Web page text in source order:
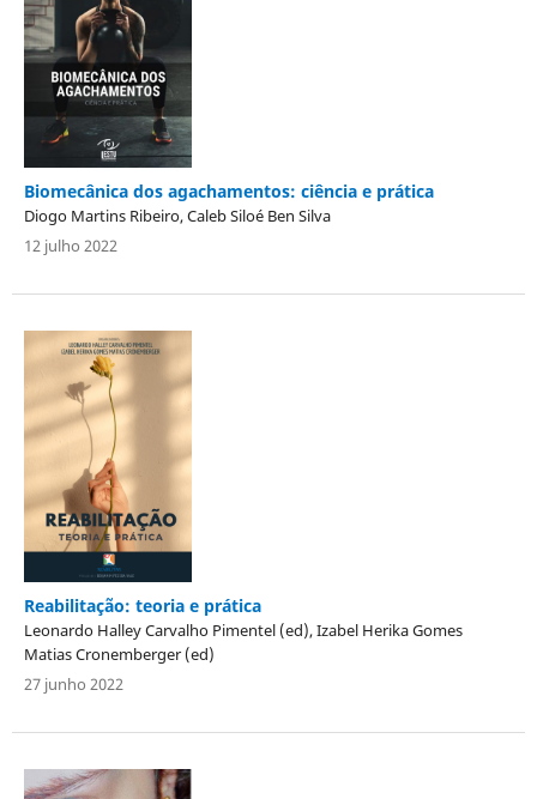
Biomecânica dos agachamentos: ciência e prática
Diogo Martins Ribeiro, Caleb Siloé Ben Silva
12 julho 2022
Reabilitação: teoria e prática
Leonardo Halley Carvalho Pimentel (ed), Izabel Herika Gomes
Matias Cronemberger (ed)
27 junho 2022